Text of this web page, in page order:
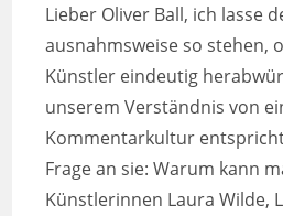
Lieber Oliver Ball, ich lasse
ausnahmsweise so stehen,
Künstler eindeutig
unserem Verständnis von
Kommentarkultur
Frage an sie: Warum kann
Künstlerinnen Laura Wilde,